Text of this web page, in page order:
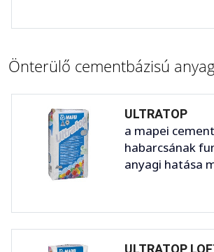
Önterülő cementbázisú
ULTRATOP
a mapei
habarcsának
anyagi hatása
ULTRATOP